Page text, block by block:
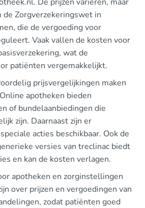
de Zorgverzekeringswet in
die de vergoeding voor
Vaak vallen de kosten voor
wat de
patiënten vergemakkelijkt.
prijsvergelijkingen maken
apotheken bieden
of bundelaanbiedingen die
zijn. Daarnaast zijn er
acties beschikbaar. Ook de
versies van treclinac biedt
en kan de kosten verlagen.
apotheken en zorginstellingen
over prijzen en vergoedingen van
zodat patiënten goed